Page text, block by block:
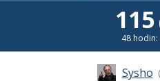
115
48 hodin:
Sysho